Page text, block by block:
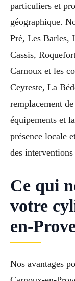
particuliers et
géographique.
Pré, Les Barles,
Cassis,
Carnoux et les
Ceyreste, La
remplacement
équipements et
présence locale
des
Ce qui
votre
en-
Nos avantages